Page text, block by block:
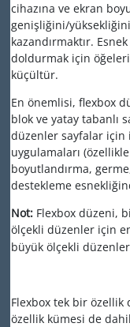
cihazına ve ekran
genişliğini/yüksekliğini
kazandırmaktır.
doldurmak için
küçültür.
En önemlisi, flexbox
blok ve yatay tabanlı
düzenler sayfalar için
uygulamaları
boyutlandırma,
destekleme
Not: Flexbox düzeni,
ölçekli düzenler için
büyük ölçekli
Flexbox tek bir
özellik kümesi de